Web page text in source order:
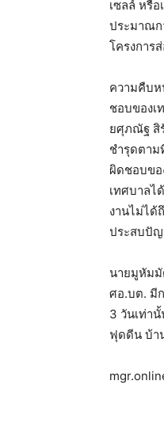
เซลล์ หรื
ประมาณก
โครงการ
ความคืบห
ชอบของเ
ยศุภณัฐ สิ
ชำรุดตาม
ผิดชอบขอ
เทศบาลไ
งานไม่ได้
ประสบปัญ
นายมูหัมมั
ศอ.บต. มี
3 วันเท่า
ฟุดดีน บ้า